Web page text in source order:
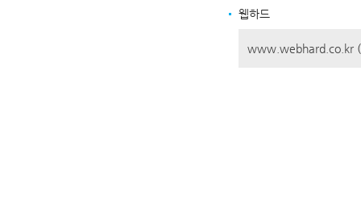
웹하드
www.webhard.co.kr